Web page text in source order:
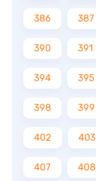
386 387
390 391
394 395
398 399
402 403
407 408